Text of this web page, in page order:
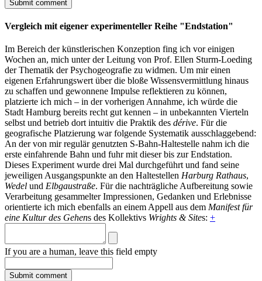
Vergleich mit eigener experimenteller Reihe "Endstation"
Im Bereich der künstlerischen Konzeption fing ich vor einigen
Wochen an, mich unter der Leitung von Prof. Ellen Sturm-Loeding
der Thematik der Psychogeografie zu widmen. Um mir einen
eigenen Erfahrungswert über die bloße Wissensvermittlung hinaus
zu schaffen und gewonnene Impulse reflektieren zu können,
platzierte ich mich – in der vorherigen Annahme, ich würde die
Stadt Hamburg bereits recht gut kennen – in unbekannten Vierteln
selbst und betrieb dort intuitiv die Praktik des dérive. Für die
geografische Platzierung war folgende Systematik ausschlaggebend:
An der von mir regulär genutzten S-Bahn-Haltestelle nahm ich die
erste einfahrende Bahn und fuhr mit dieser bis zur Endstation.
Dieses Experiment wurde drei Mal durchgeführt und fand seine
jeweiligen Ausgangspunkte an den Haltestellen Harburg Rathaus,
Wedel und Elbgaustraße. Für die nachträgliche Aufbereitung sowie
Verarbeitung gesammelter Impressionen, Gedanken und Erlebnisse
orientierte ich mich ebenfalls an einem Appell aus dem Manifest für
eine Kultur des Gehens des Kollektivs Wrights & Sites: +
If you are a human, leave this field empty